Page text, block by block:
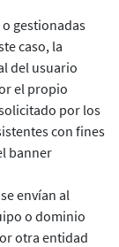
gestionadas
caso, la
del usuario
el propio
por los
con fines
banner
envían al
o dominio
otra entidad